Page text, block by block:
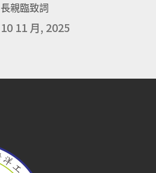
長親臨致詞
10 11 月, 2025